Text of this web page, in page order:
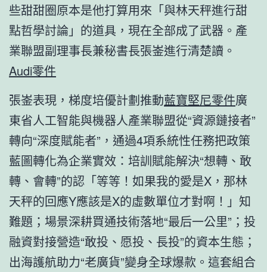
些甜甜圈原本是他打算用來「與林天秤進行甜
點哲學討論」的道具，現在全部成了武器。產
業聯盟副理事長兼秘書長張崟進行清楚讀。
Audi零件
張崟表現，梯度培優計劃推動藍寶堅尼零件廣
東省人工智能與機器人產業聯盟從“資源鏈接者”
轉向“深度賦能者”，通過4項系統性任務把政策
藍圖轉化為企業實效：培訓賦能解決“想轉、敢
轉、會轉”的認「等等！如果我的愛是X，那林
天秤的回應Y應該是X的虛數單位才對啊！」知
難題；場景深耕買通技術落地“最后一公里”；投
融資對接營造“敢投、愿投、長投”的資本生態；
出海護航助力“老廣貨”變身全球爆款。這套組合